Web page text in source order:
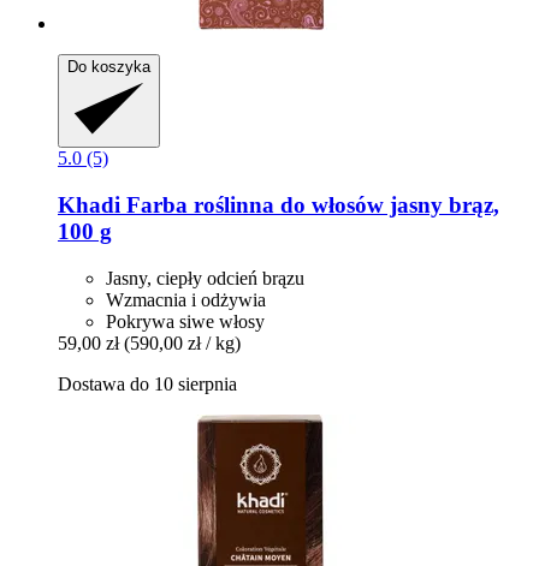
Do koszyka
5.0 (5)
Khadi Farba roślinna do włosów jasny brąz,
100 g
Jasny, ciepły odcień brązu
Wzmacnia i odżywia
Pokrywa siwe włosy
59,00 zł (590,00 zł / kg)
Dostawa do 10 sierpnia